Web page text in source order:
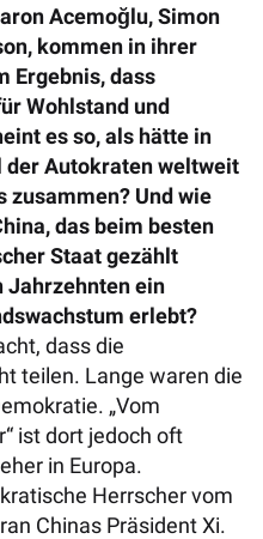
Acemoğlu, Simon
kommen in ihrer
Ergebnis, dass
Wohlstand und
es so, als hätte in
der Autokraten weltweit
zusammen? Und wie
das beim besten
Staat gezählt
Jahrzehnten ein
erlebt?
dass die
teilen. Lange waren die
„Vom
ist dort jedoch oft
in Europa.
Herrscher vom
Chinas Präsident Xi.